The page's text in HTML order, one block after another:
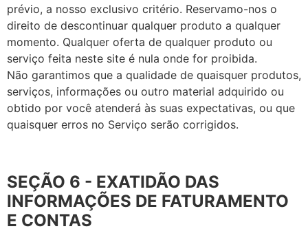
prévio, a nosso exclusivo critério. Reservamo-nos o
direito de descontinuar qualquer produto a qualquer
momento. Qualquer oferta de qualquer produto ou
serviço feita neste site é nula onde for proibida.
Não garantimos que a qualidade de quaisquer produtos,
serviços, informações ou outro material adquirido ou
obtido por você atenderá às suas expectativas, ou que
quaisquer erros no Serviço serão corrigidos.
SEÇÃO 6 - EXATIDÃO DAS
INFORMAÇÕES DE FATURAMENTO
E CONTAS